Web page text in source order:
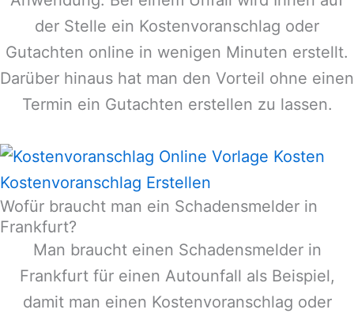
der Stelle ein Kostenvoranschlag oder
Gutachten online in wenigen Minuten erstellt.
Darüber hinaus hat man den Vorteil ohne einen
Termin ein Gutachten erstellen zu lassen.
Kostenvoranschlag Erstellen
Wofür braucht man ein Schadensmelder in
Frankfurt?
Man braucht einen Schadensmelder in
Frankfurtfür einen Autounfall als Beispiel,
damit man einen Kostenvoranschlag oder